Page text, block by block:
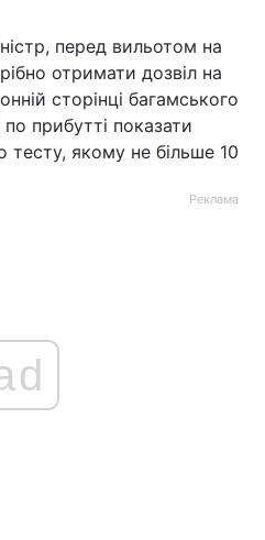
перед вильотом на
отримати дозвіл на
сторінці багамського
прибутті показати
тесту, якому не більше 10
Реклама